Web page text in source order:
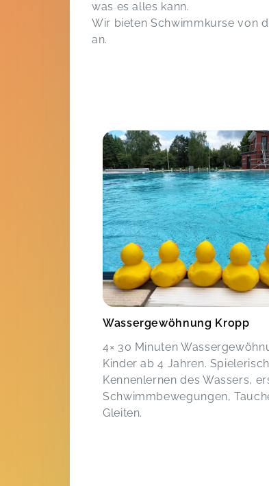
Forti's
Mareike,Apr 20
Das Kind war glücklich
Seeräuber Schwimmkurs
Ines,Apr 20
Wie immer sehr schön
Forti's
was es alles kann.
Wir bieten Schwimmkurse von
an.
Wassergewöhnung Kropp
4× 30 Minuten
Kinder ab 4 Jahren.
Kennenlernen des Wassers,
Schwimmbewegungen,
Gleiten.